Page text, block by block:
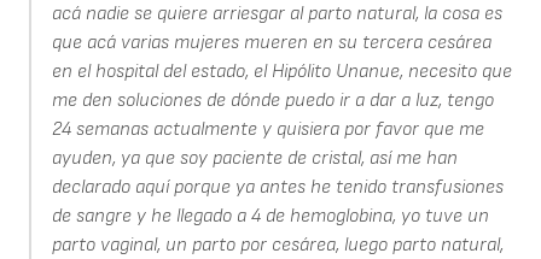
acá nadie se quiere arriesgar al parto natural, la cosa es
que acá varias mujeres mueren en su tercera cesárea
en el hospital del estado, el Hipólito Unanue, necesito que
me den soluciones de dónde puedo ir a dar a luz, tengo
24 semanas actualmente y quisiera por favor que me
ayuden, ya que soy paciente de cristal, así me han
declarado aquí porque ya antes he tenido transfusiones
de sangre y he llegado a 4 de hemoglobina, yo tuve un
parto vaginal, un parto por cesárea, luego parto natural,